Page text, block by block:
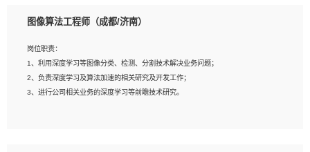
研发管理流程建设经验；
种常用框架和技术Springboot、Shiro、springcloud等；熟悉Linux常用命令和了解
常用脚本语言，较丰富的线上系统运维经验，复杂问题排查思路清晰。
相关的解决方案，包括视频分析、图像识别、NLP、OCR、机器学习等；
AI算法框架，对人脸识别、目标检测、图像识别、OCR、NLP等AI算法有深刻理
解。具有AI平台级产品/解决方案从业经验者优先。具有大数据技术背景者优先；
6、具备良好的客户意识与沟通能力，善于学习思考、创新与团队协作，认真负责、
执行力与抗压力强。
图像算法工程师（成都/济南）
岗位职责：
1、利用深度学习等图像分类、检测、分割技术解决业务问题；
2、负责深度学习及算法加速的相关研究及开发工作；
3、进行公司相关业务的深度学习等前瞻技术研究。